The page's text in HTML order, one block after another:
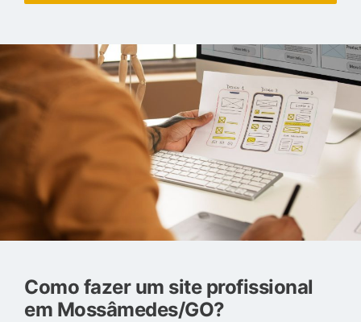
Como fazer um site profissional
em Mossâmedes/GO?